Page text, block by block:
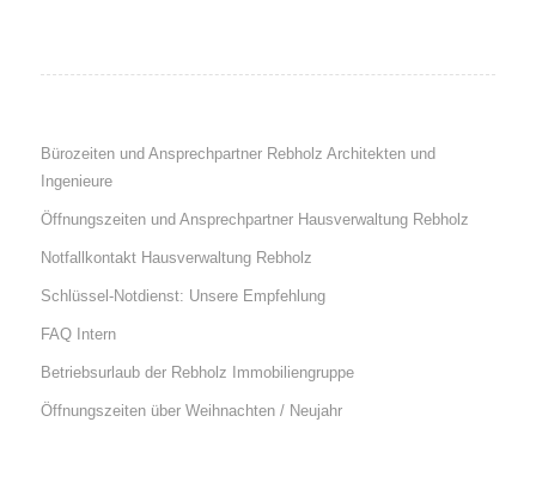
Bürozeiten und Ansprechpartner Rebholz Architekten und
Ingenieure
Öffnungszeiten und Ansprechpartner Hausverwaltung Rebholz
Notfallkontakt Hausverwaltung Rebholz
Schlüssel-Notdienst: Unsere Empfehlung
FAQ Intern
Betriebsurlaub der Rebholz Immobiliengruppe
Öffnungszeiten über Weihnachten / Neujahr